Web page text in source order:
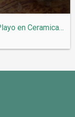
Plato Playo en Ceramica Italiana Vietri...